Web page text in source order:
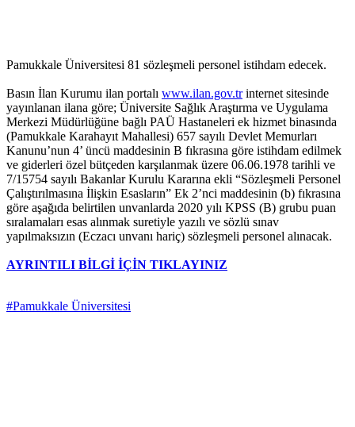
Pamukkale Üniversitesi 81 sözleşmeli personel istihdam edecek.
Basın İlan Kurumu ilan portalı www.ilan.gov.trinternet sitesinde
yayınlanan ilana göre; Üniversite Sağlık Araştırma ve Uygulama
Merkezi Müdürlüğüne bağlı PAÜ Hastaneleri ek hizmet binasında
(Pamukkale Karahayıt Mahallesi) 657 sayılı Devlet Memurları
Kanunu’nun 4’ üncü maddesinin B fıkrasına göre istihdam edilmek
ve giderleri özel bütçeden karşılanmak üzere 06.06.1978 tarihli ve
7/15754 sayılı Bakanlar Kurulu Kararına ekli “Sözleşmeli Personel
Çalıştırılmasına İlişkin Esasların” Ek 2’nci maddesinin (b) fıkrasına
göre aşağıda belirtilen unvanlarda 2020 yılı KPSS (B) grubu puan
sıralamaları esas alınmak suretiyle yazılı ve sözlü sınav
yapılmaksızın (Eczacı unvanı hariç) sözleşmeli personel alınacak.
AYRINTILI BİLGİ İÇİN TIKLAYINIZ
#Pamukkale Üniversitesi